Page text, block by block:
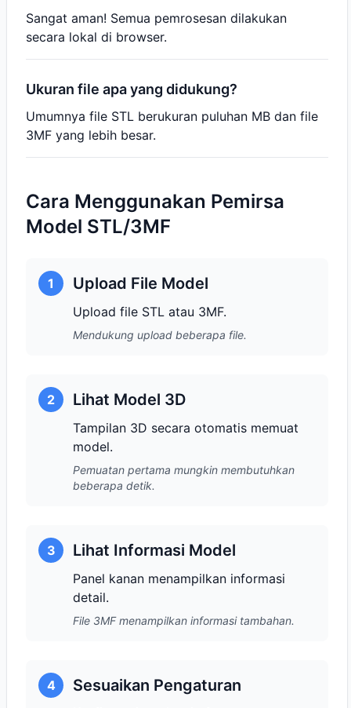
Sangat aman! Semua pemrosesan dilakukan
secara lokal di browser.
Ukuran file apa yang didukung?
Umumnya file STL berukuran puluhan MB dan file
3MF yang lebih besar.
Cara Menggunakan Pemirsa
Model STL/3MF
1 Upload File Model
Upload file STL atau 3MF.
Mendukung upload beberapa file.
2 Lihat Model 3D
Tampilan 3D secara otomatis memuat
model.
Pemuatan pertama mungkin membutuhkan
beberapa detik.
3 Lihat Informasi Model
Panel kanan menampilkan informasi
detail.
File 3MF menampilkan informasi tambahan.
4 Sesuaikan Pengaturan